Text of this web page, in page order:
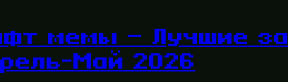
мемы — Лучшие за
Май 2026